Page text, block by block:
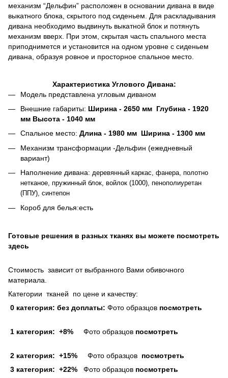
механизм “Дельфин” расположен в основании дивана в виде
выкатного блока, скрытого под сиденьем. Для раскладывания
дивана необходимо выдвинуть выкатной блок и потянуть
механизм вверх. При этом, скрытая часть спального места
приподнимется и установится на одном уровне с сиденьем
дивана, образуя ровное и просторное спальное место.
Характеристика Углового Дивана:
Модель представлена угловым диваном
Внешние габариты: Ширина - 2650 мм Глубина - 1920
мм Высота - 1040 мм
Спальное место: Длина - 1980 мм Ширина - 1300 мм
Механизм трансформации -Дельфин (ежедневный
вариант)
Наполнение дивана: деревянный каркас, фанера, полотно
нетканое, пружинный блок, войлок (1000), пенополиуретан
(ППУ), синтепон
Короб для белья:есть
Готовые решения в разных тканях вы можете посмотреть
здесь
Стоимость зависит от выбранного Вами обивочного
материала.
Категории тканей по цене и качеству:
0 категория: без доплаты: Фото образцов посмотреть
1 категория: +8% Фото образцов посмотреть
2 категория: +15% Фото образцов посмотреть
3 категория: +22% Фото образцов посмотреть